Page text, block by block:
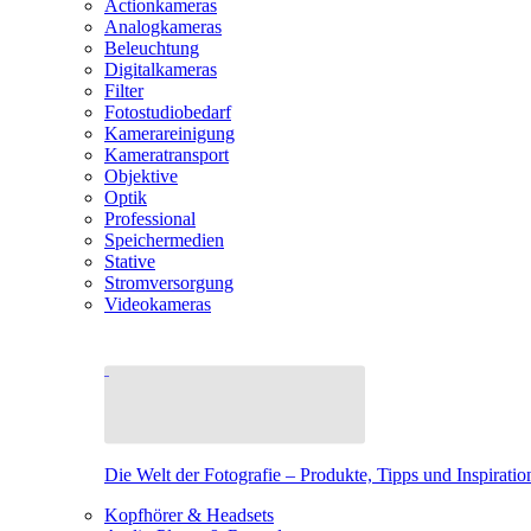
Actionkameras
Analogkameras
Beleuchtung
Digitalkameras
Filter
Fotostudiobedarf
Kamerareinigung
Kameratransport
Objektive
Optik
Professional
Speichermedien
Stative
Stromversorgung
Videokameras
Die Welt der Fotografie – Produkte, Tipps und
Kopfhörer & Headsets